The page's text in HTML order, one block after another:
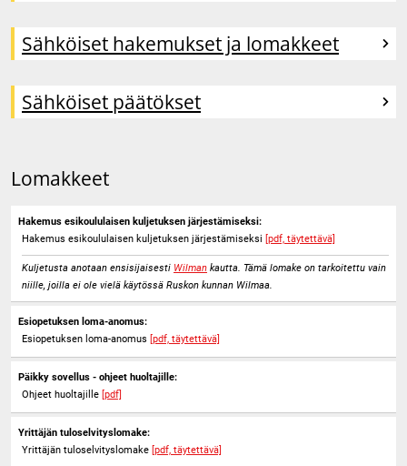
Sähköiset hakemukset ja lomakkeet
Sähköiset päätökset
Lomakkeet
Hakemus esikoululaisen kuljetuksen järjestämiseksi:
Hakemus esikoululaisen kuljetuksen järjestämiseksi [pdf, täytettävä]
Kuljetusta anotaan ensisijaisesti Wilman kautta. Tämä lomake on tarkoitettu vain
niille, joilla ei ole vielä käytössä Ruskon kunnan Wilmaa.
Esiopetuksen loma-anomus:
Esiopetuksen loma-anomus [pdf, täytettävä]
Päikky sovellus - ohjeet huoltajille:
Ohjeet huoltajille [pdf]
Yrittäjän tuloselvityslomake:
Yrittäjän tuloselvityslomake [pdf, täytettävä]